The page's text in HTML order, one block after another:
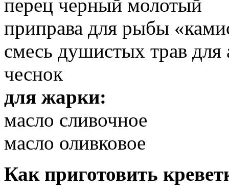
перец черный молотый
приправа для рыбы
смесь душистых трав для
чеснок
для жарки:
масло сливочное
масло оливковое
Как приготовить